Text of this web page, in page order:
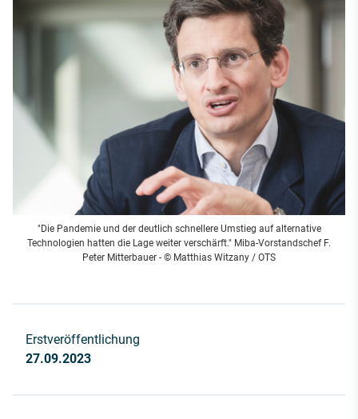
"Die Pandemie und der deutlich schnellere Umstieg auf alternative
Technologien hatten die Lage weiter verschärft." Miba-Vorstandschef F.
Peter Mitterbauer - © Matthias Witzany / OTS
Erstveröffentlichung
27.09.2023